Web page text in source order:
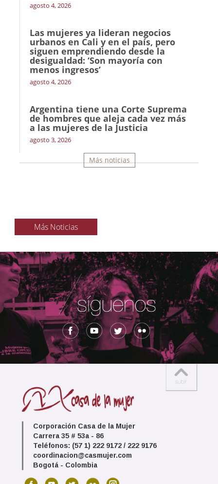
agosto 4, 2026
Las mujeres ya lideran negocios
urbanos en Cali y en el país, pero
siguen emprendiendo desde la
desigualdad: ‘Son mayoría con
menos ingresos’
agosto 4, 2026
Argentina tiene una Corte Suprema
de hombres que aleja cada vez más
a las mujeres de la Justicia
agosto 3, 2026
Más noticias
Más Noticias
Corporación Casa de la Mujer
Carrera 35 # 53a - 86
Teléfonos: (57 1) 222 9172 / 222 9176
coordinacion@casmujer.com
Bogotá - Colombia